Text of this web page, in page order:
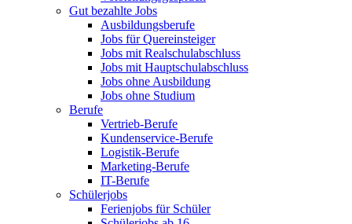
Gut bezahlte Jobs
Ausbildungsberufe
Jobs für Quereinsteiger
Jobs mit Realschulabschluss
Jobs mit Hauptschulabschluss
Jobs ohne Ausbildung
Jobs ohne Studium
Berufe
Vertrieb-Berufe
Kundenservice-Berufe
Logistik-Berufe
Marketing-Berufe
IT-Berufe
Schülerjobs
Ferienjobs für Schüler